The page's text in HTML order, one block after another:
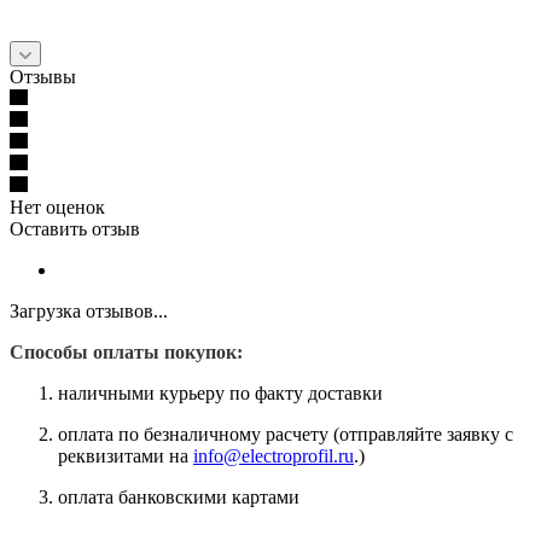
Отзывы
Нет оценок
Оставить отзыв
Загрузка отзывов...
Способы оплаты покупок:
наличными курьеру по факту доставки
оплата по безналичному расчету (отправляйте заявку с
реквизитами на info@electroprofil.ru.)
оплата банковскими картами